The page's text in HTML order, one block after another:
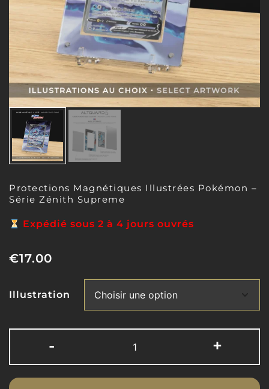
Protections Magnétiques Illustrées Pokémon –
Série Zénith Supreme
Expédié sous 2 à 4 jours ouvrés
€17.00
Illustration
- +